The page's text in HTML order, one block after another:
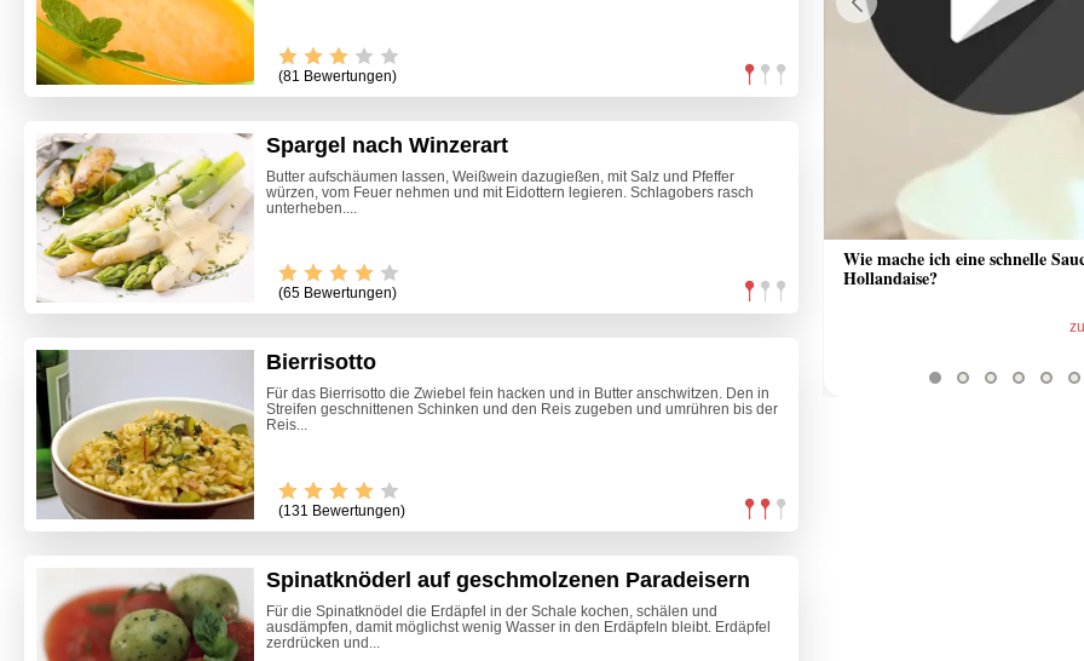
(81 Bewertungen)
Spargel nach Winzerart
Butter aufschäumen lassen, Weißwein dazugießen, mit Salz und Pfeffer
würzen, vom Feuer nehmen und mit Eidottern legieren. Schlagobers rasch
unterheben....
(65 Bewertungen)
Bierrisotto
Für das Bierrisotto die Zwiebel fein hacken und in Butter anschwitzen. Den in
Streifen geschnittenen Schinken und den Reis zugeben und umrühren bis der
Reis...
(131 Bewertungen)
Spinatknöderl auf geschmolzenen Paradeisern
Für die Spinatknödel die Erdäpfel in der Schale kochen, schälen und
ausdämpfen, damit möglichst wenig Wasser in den Erdäpfeln bleibt. Erdäpfel
zerdrücken und...
Wie mache ich eine schnelle
Hollandaise?
Previous